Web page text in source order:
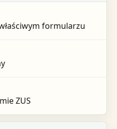
formularzu
ZUS